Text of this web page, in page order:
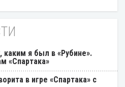
каким я был в «Рубине».
«Спартака»
в игре «Спартака» с